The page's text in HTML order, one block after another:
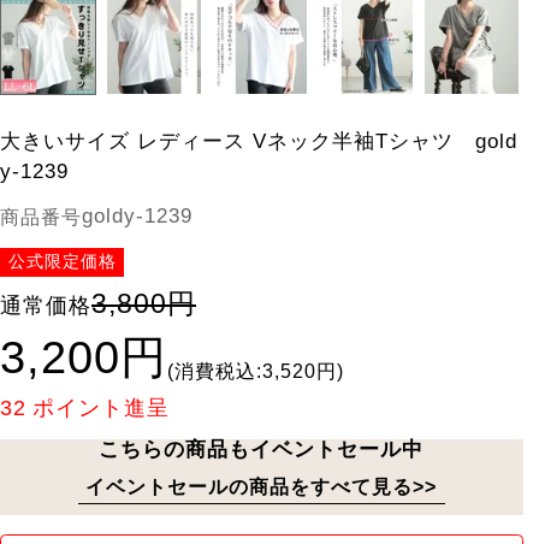
大きいサイズ レディース Vネック半袖Tシャツ gold
y-1239
商品番号goldy-1239
公式限定価格
通常価格3,800円
3,200円 (消費税込:3,520円)
32 ポイント進呈
こちらの商品もイベントセール中
イベントセールの商品をすべて見る>>